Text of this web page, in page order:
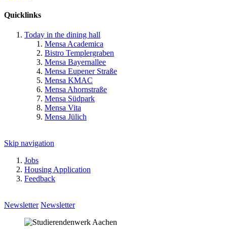
Quicklinks
Today in the dining hall
Mensa Academica
Bistro Templergraben
Mensa Bayernallee
Mensa Eupener Straße
Mensa KMAC
Mensa Ahornstraße
Mensa Südpark
Mensa Vita
Mensa Jülich
Skip navigation
Jobs
Housing Application
Feedback
Newsletter Newsletter